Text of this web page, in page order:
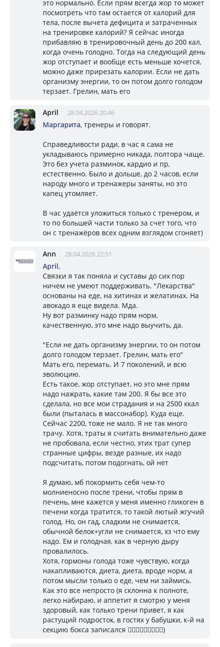
это нормально. Если прям всегда жор то может
посмотреть что там остается от калорий для
тела, после вычета дефицита и затраченных
на тренировке калорий? Я сейчас иногда
прибавляю в тренировочный день до 200 кал,
когда очень голодно. Тогда на следующий день
жор отступает и вообще есть меньше хочется,
можно даже прирезать калории. Если не дать
организму энергии, то он потом долго голодом
терзает. Грелин, мать его
April 28.04.2026 20:46
Маргарита, тренеры и говорят.
Справедливости ради, в час я сама не
укладываюсь примерно никада, полтора чаще.
Это без учета разминок, кардио и пр,
естественно. Было и дольше, до 2 часов, если
народу много и тренажеры заняты, но это
капец утомляет.
В час удаётся уложиться только с тренером, и
то по большей части только за счет того, что
он с тренажёров всех одним взглядом сгоняет)
Ann 28.04.2026 22:51
April,
Связки я так поняла и суставы до сих пор
ничем не умеют поддерживать. "Лекарства"
основаны на еде, на хитинах и желатинах. На
авокадо я еще видела. Мда.
Ну вот разминку надо прям норм,
качественную, это мне надо выучить, да.
"Если не дать организму энергии, то он потом
долго голодом терзает. Грелин, мать его"
Мать его, перемать. И 7 поколений, и всю
эволюцию.
Есть такое, жор отступает, но это мне прям
надо нажрать, какие там 200. Я бы все это
сделала, но все мои страдания и на 2500 ккал
были (пыталась в массонабор). Куда еще.
Сейчас 2200, тоже не мало. Я не так много
трачу. Хотя, траты я считать внимательно даже
не пробовала, если честно, этих трат супер
странные цифры, везде разные, их надо
подсчитать, потом подогнать, ой нет
Я думаю, мб покормить себя чем-то
молниеносно после трени, чтобы прям в
печень, мне кажется у меня именно гликоген в
печени когда тратится, то такой лютый жгучий
голод. Но, он гад, сладким не снимается,
обычной белок+угли не снимается, хз что ему
надо. Ем и голодная, как в черную дыру
провалилось.
Хотя, гормоны голода тоже чувствую, когда
накапливаются, диета, диета, вроде норм, а
потом мысли только о еде, чем ни займись.
Как это все непросто (я склонна к полноте,
легко набираю, и аппетит я смотрю у меня
здоровый, как только трени привет, я как
растущий подросток, в гостях у бабушки, к-й на
секцию бокса записался 🤦🏼‍♀️🤦🏼‍♀️🤦🏼‍♀️)